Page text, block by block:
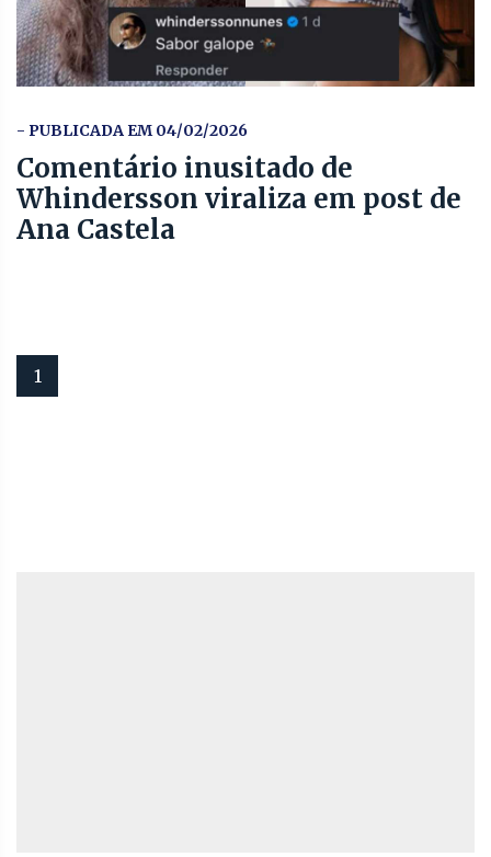
- PUBLICADA EM 04/02/2026
Comentário inusitado de
Whindersson viraliza em post de
Ana Castela
1